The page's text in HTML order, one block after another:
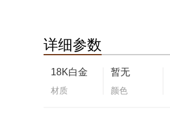
详细参数
18K白金
材质
暂无
颜色